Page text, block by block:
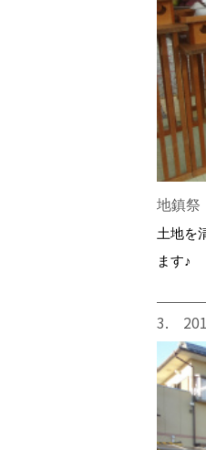
地鎮祭
土地を
ます♪
3.